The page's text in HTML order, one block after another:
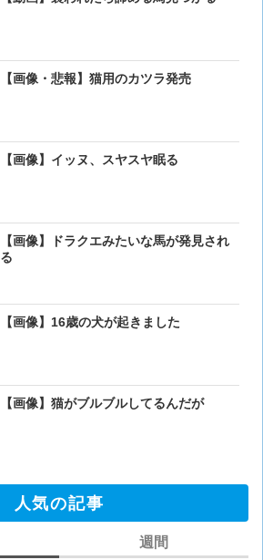
【画像・悲報】猫用のカツラ発売
【画像】イッヌ、スヤスヤ眠る
【画像】ドラクエみたいな馬が発見され
る
【画像】16歳の犬が起きました
【画像】猫がブルブルしてるんだが
人気の記事
週間